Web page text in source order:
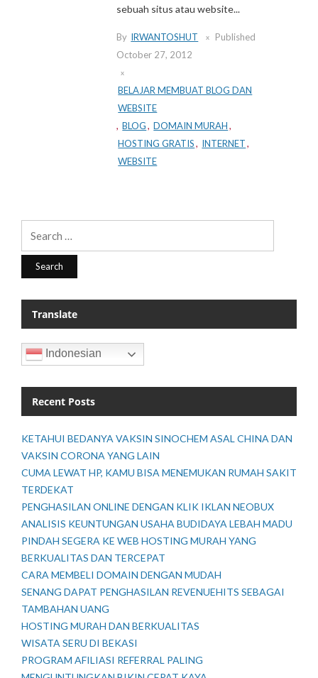
sebuah situs atau website...
By IRWANTOSHUT
Published
October 27, 2012
BELAJAR MEMBUAT BLOG DAN
WEBSITE
, BLOG , DOMAIN MURAH ,
HOSTING GRATIS , INTERNET ,
WEBSITE
Translate
Indonesian
Recent Posts
KETAHUI BEDANYA VAKSIN SINOCHEM ASAL CHINA DAN
VAKSIN CORONA YANG LAIN
CUMA LEWAT HP, KAMU BISA MENEMUKAN RUMAH SAKIT
TERDEKAT
PENGHASILAN ONLINE DENGAN KLIK IKLAN NEOBUX
ANALISIS KEUNTUNGAN USAHA BUDIDAYA LEBAH MADU
PINDAH SEGERA KE WEB HOSTING MURAH YANG
BERKUALITAS DAN TERCEPAT
CARA MEMBELI DOMAIN DENGAN MUDAH
SENANG DAPAT PENGHASILAN REVENUEHITS SEBAGAI
TAMBAHAN UANG
HOSTING MURAH DAN BERKUALITAS
WISATA SERU DI BEKASI
PROGRAM AFILIASI REFERRAL PALING